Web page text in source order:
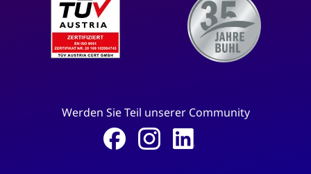
Werden Sie Teil unserer Community